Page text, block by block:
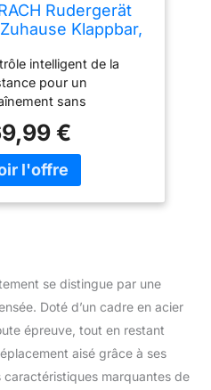
Rudergerät
Klappbar,
130cm
für Mehr
Rudermaschine
Exklusiver
intelligent de la
pour un
sans
à tout moment
aux boutons situés
sur le guidon.
fluide et
un entraînement
et efficace. Volant
électromagnétique
allant jusqu'à 40
système de
€
se distingue par une
Doté d’un cadre en acier
épreuve, tout en restant
aisé grâce à ses
caractéristiques marquantes de